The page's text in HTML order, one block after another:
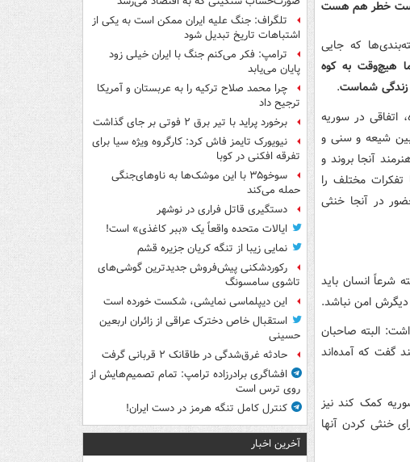
است خطر هم هست
که جایی
هیچ‌وقت به کوه
زندگی شماست.
اتفاقی در سوریه
بین شیعه و سنی و
آنجا بروند و
مختلف را
در آنجا خنثی
شرعاً انسان باید
امن نباشد.
البته صاحبان
گفت که آمده‌اند
کمک کند نیز
خنثی کردن آنها
تلگراف: جنگ علیه ایران ممکن است به یکی از
اشتباهات تاریخ تبدیل شود
ترامپ: فکر می‌کنم جنگ با ایران خیلی زود
پایان می‌یابد
چرا محمد صلاح ترکیه را به عربستان و آمریکا
ترجیح داد
برخورد پراید با تیر برق ۲ فوتی بر جای گذاشت
نیویورک تایمز فاش کرد: کارگروه ویژه سیا برای
تفرقه افکنی در کوبا
سوخو۳۵ با این موشک‌ها به ناوهای‌جنگی
حمله می‌کند
دستگیری قاتل فراری در نوشهر
ایالات متحده واقعاً یک «ببر کاغذی» است!
نمایی زیبا از تنگه کریان جزیره قشم
رکوردشکنی پیش‌فروش جدیدترین گوشی‌های
تاشوی سامسونگ
این دیپلماسی نمایشی، شکست خورده است
استقبال خاص دخترک عراقی از زائران اربعین
حسینی
حادثه غرق‌شدگی در طاقانک ۲ قربانی گرفت
افشاگری برادرزاده ترامپ: تمام تصمیم‌هایش از
روی ترس است
کنترل کامل تنگه هرمز در دست ایران!
آخرین اخبار